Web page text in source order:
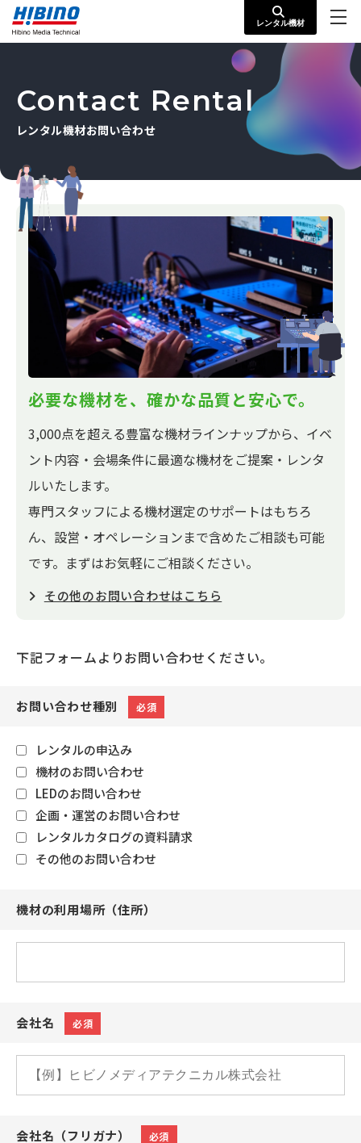
レンタル機材
レンタル機材お問い合わせ
Contact Rental
レンタル機材お問い合わせ
必要な機材を、確かな品質と安心で。
3,000点を超える豊富な機材ラインナップから、イベ
ント内容・会場条件に最適な機材をご提案・レンタ
ルいたします。
専門スタッフによる機材選定のサポートはもちろ
ん、設営・オペレーションまで含めたご相談も可能
です。まずはお気軽にご相談ください。
その他のお問い合わせはこちら
下記フォームよりお問い合わせください。
お問い合わせ種別 必須
レンタルの申込み
機材のお問い合わせ
LEDのお問い合わせ
企画・運営のお問い合わせ
レンタルカタログの資料請求
その他のお問い合わせ
機材の利用場所（住所）
会社名 必須
会社名（フリガナ） 必須